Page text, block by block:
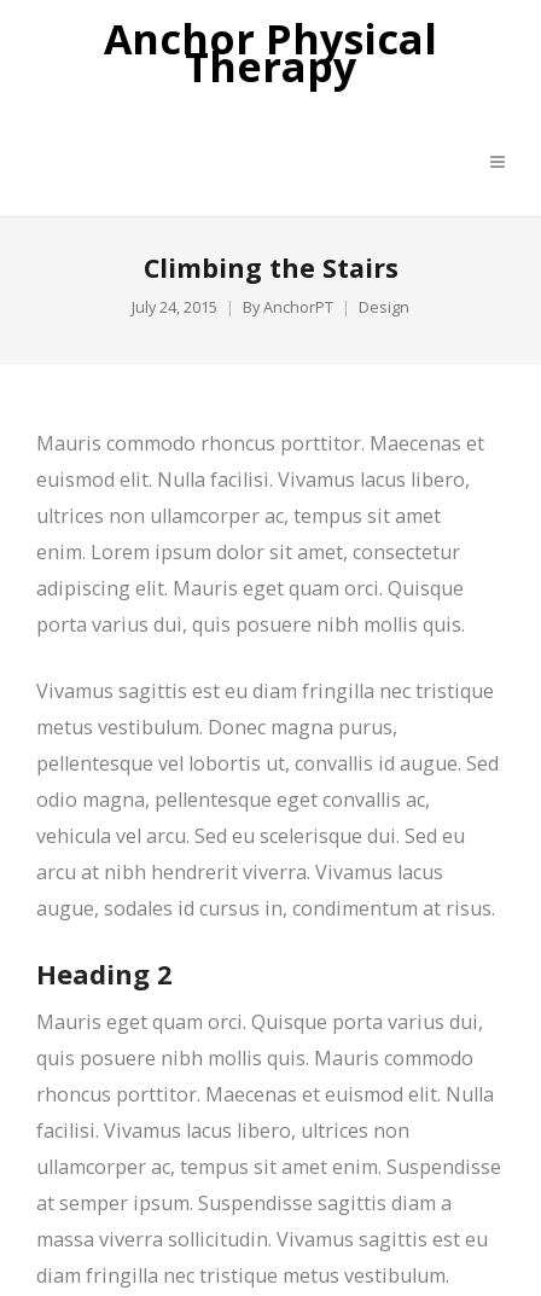
Anchor Physical
Therapy
Climbing the Stairs
July 24, 2015 ByAnchorPT Design
Mauris commodo rhoncus porttitor. Maecenas et
euismod elit. Nulla facilisi. Vivamus lacus libero,
ultrices non ullamcorper ac, tempus sit amet
enim. Lorem ipsum dolor sit amet, consectetur
adipiscing elit. Mauris eget quam orci. Quisque
porta varius dui, quis posuere nibh mollis quis.
Vivamus sagittis est eu diam fringilla nec tristique
metus vestibulum. Donec magna purus,
pellentesque vel lobortis ut, convallis id augue. Sed
odio magna, pellentesque eget convallis ac,
vehicula vel arcu. Sed eu scelerisque dui. Sed eu
arcu at nibh hendrerit viverra. Vivamus lacus
augue, sodales id cursus in, condimentum at risus.
Heading 2
Mauris eget quam orci. Quisque porta varius dui,
quis posuere nibh mollis quis. Mauris commodo
rhoncus porttitor. Maecenas et euismod elit. Nulla
facilisi. Vivamus lacus libero, ultrices non
ullamcorper ac, tempus sit amet enim. Suspendisse
at semper ipsum. Suspendisse sagittis diam a
massa viverra sollicitudin. Vivamus sagittis est eu
diam fringilla nec tristique metus vestibulum.